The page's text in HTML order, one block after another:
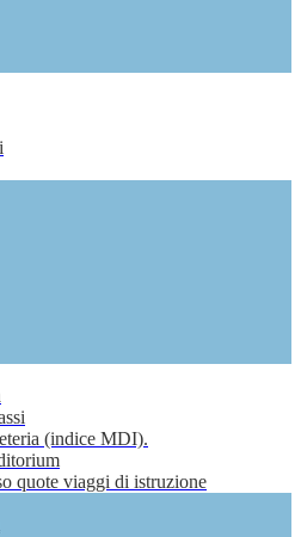
(indice MDI).
quote viaggi di istruzione